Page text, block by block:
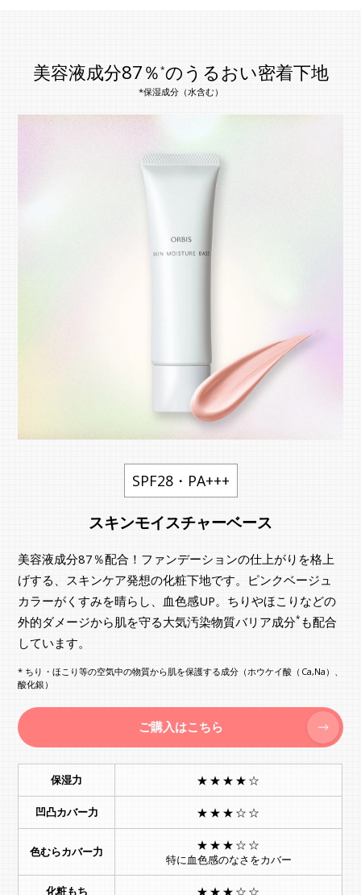
美容液成分87％ *のうるおい密着下地
*保湿成分（水含む）
SPF28・PA+++
スキンモイスチャーベース
美容液成分87％配合！ファンデーションの仕上がりを格上
げする、スキンケア発想の化粧下地です。ピンクベージュ
カラーがくすみを晴らし、血色感UP。ちりやほこりなどの
外的ダメージから肌を守る大気汚染物質バリア成分* も配合
しています。
* ちり・ほこり等の空気中の物質から肌を保護する成分（ホウケイ酸（Ca,Na）、
酸化銀）
ご購入はこちら
保湿力 ★★★★☆
凹凸カバー力 ★★★☆☆
色むらカバー力 ★★★☆☆
特に血色感のなさをカバー
化粧もち ★★★☆☆